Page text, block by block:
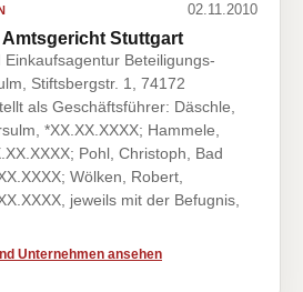
02.11.2010
Amtsgericht Stuttgart
Einkaufsagentur Beteiligungs-
Stiftsbergstr. 1, 74172
als Geschäftsführer: Däschle,
*XX.XX.XXXX; Hammele,
Pohl, Christoph, Bad
Wölken, Robert,
jeweils mit der Befugnis,
Unternehmen ansehen